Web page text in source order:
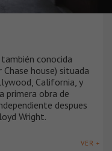
conocida
house) situada
California, y
primera obra de
despues
Wright.
VER +